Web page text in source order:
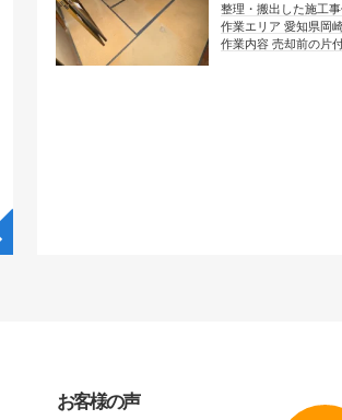
整理・搬出した施工事例です。
作業エリア 愛知県岡崎市大西
作業内容 売却前の片付け …
お客様の声